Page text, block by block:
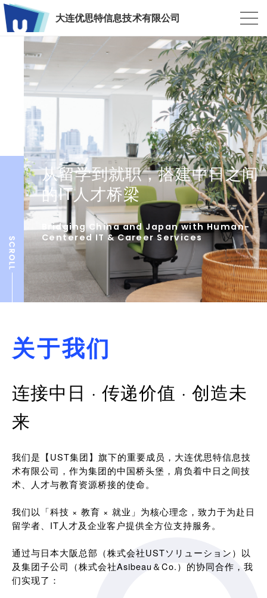
大连优思特信息技术有限公司
从留学到就职，搭建中日之间
的IT人才桥梁
Bridging China and Japan with Human-
Centered IT & Career Services
关于我们
连接中日 · 传递价值 · 创造未
来
我们是【UST集团】旗下的重要成员，大连优思特信息技
术有限公司，作为集团的中国桥头堡，肩负着中日之间技
术、人才与教育资源桥接的使命。
我们以「科技 × 教育 × 就业」为核心理念，致力于为赴日
留学者、IT人才及企业客户提供全方位支持服务。
通过与日本大阪总部（株式会社USTソリューション）以
及集团子公司（株式会社Asibeau＆Co.）的协同合作，我
们实现了：